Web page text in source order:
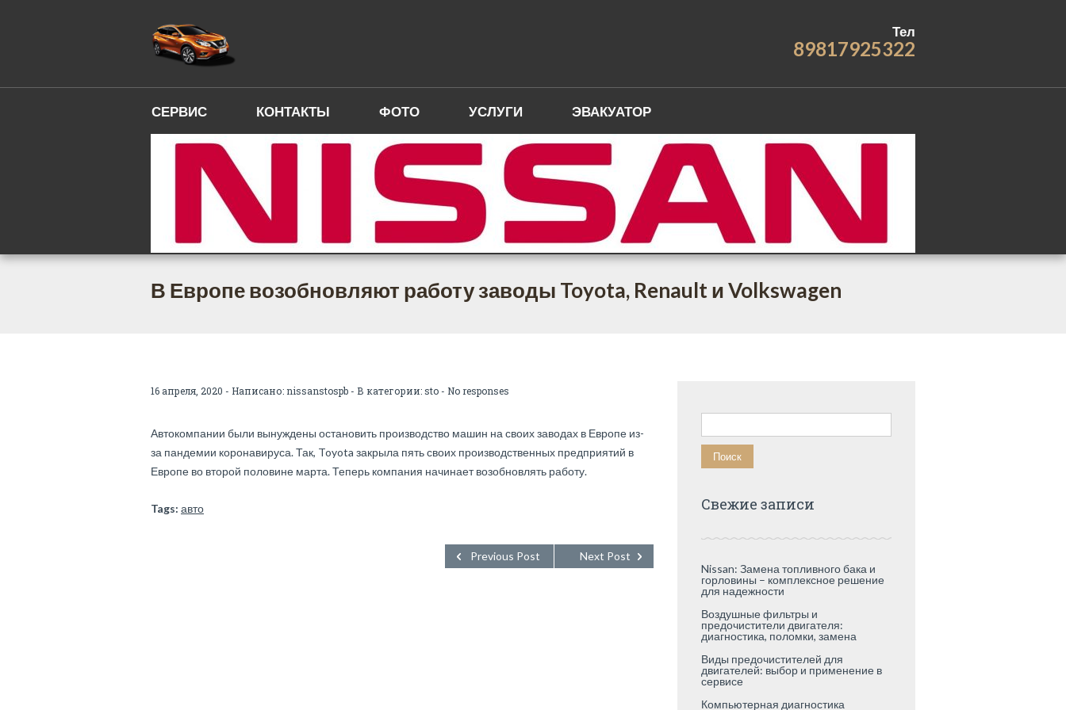
Тел
89817925322
СЕРВИС КОНТАКТЫ ФОТО УСЛУГИ ЭВАКУАТОР
В Европе возобновляют работу заводы Toyota, Renault и Volkswagen
16 апреля, 2020 - Написано: nissanstospb - В категории:sto - No responses
Автокомпании были вынуждены остановить производство машин на своих заводах в Европе из-
за пандемии коронавируса. Так, Toyota закрыла пять своих производственных предприятий в
Европе во второй половине марта. Теперь компания начинает возобновлять работу.
Tags: авто
Next Post
Previous Post
Найти:
Свежие записи
Nissan: Замена топливного бака и
горловины – комплексное решение
для надежности
Воздушные фильтры и
предочистители двигателя:
диагностика, поломки, замена
Виды предочистителей для
двигателей: выбор и применение в
сервисе
Компьютерная диагностика